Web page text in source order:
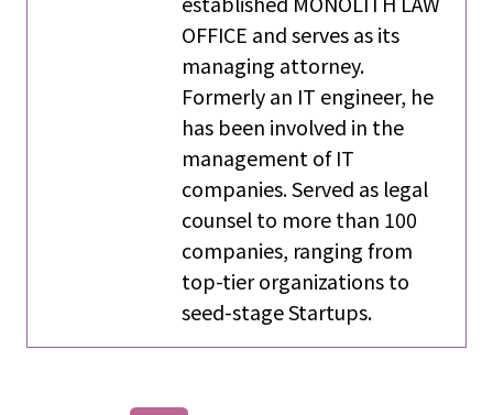
OFFICE and serves as its
managing attorney.
Formerly an IT engineer, he
has been involved in the
management of IT
companies. Served as legal
counsel to more than 100
companies, ranging from
top-tier organizations to
seed-stage Startups.